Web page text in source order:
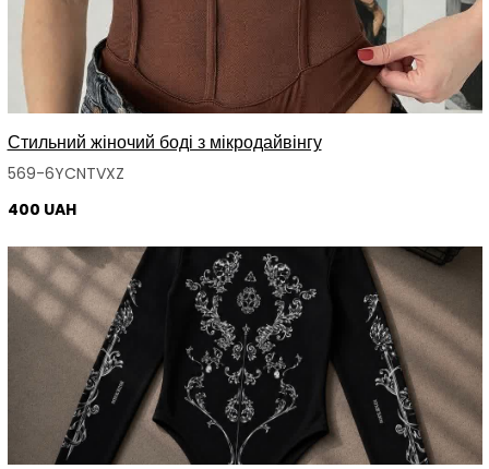
Стильний жіночий боді з мікродайвінгу
569-6YCNTVXZ
400 UAH